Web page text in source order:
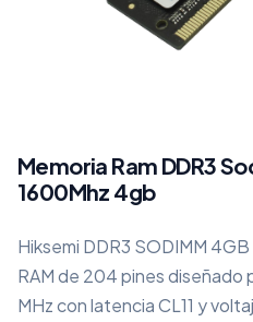
Memoria Ram DDR3
1600Mhz 4gb
Hiksemi DDR3 SODIMM
RAM de 204 pines diseñado
MHz con latencia CL11 y